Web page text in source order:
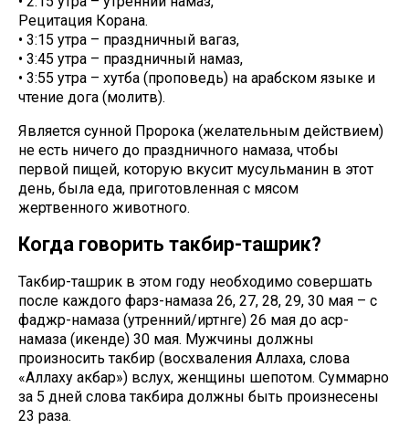
Рецитация Корана.
• 3:15 утра – праздничный вагаз,
• 3:45 утра – праздничный намаз,
• 3:55 утра – хутба (проповедь) на арабском языке и
чтение дога (молитв).
Является сунной Пророка (желательным действием)
не есть ничего до праздничного намаза, чтобы
первой пищей, которую вкусит мусульманин в этот
день, была еда, приготовленная с мясом
жертвенного животного.
Когда говорить такбир-ташрик?
Такбир-ташрик в этом году необходимо совершать
после каждого фарз-намаза 26, 27, 28, 29, 30 мая – с
фаджр-намаза (утренний/иртәнге) 26 мая до аср-
намаза (икенде) 30 мая. Мужчины должны
произносить такбир (восхваления Аллаха, слова
«Аллаху акбар») вслух, женщины шепотом. Суммарно
за 5 дней слова такбира должны быть произнесены
23 раза.